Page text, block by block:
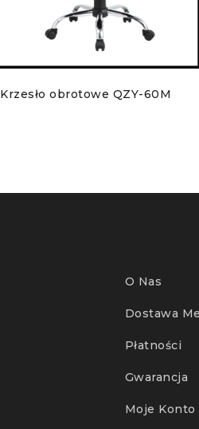
Krzesło obrotowe QZY-60M
O Nas
Dostawa
Płatności
Gwarancja
Moje Konto